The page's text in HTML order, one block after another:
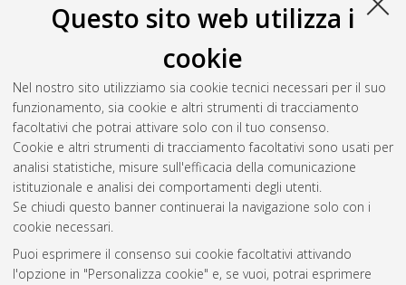
Questo sito web utilizza i
cookie
Nel nostro sito utilizziamo sia cookie tecnici necessari per il suo
funzionamento, sia cookie e altri strumenti di tracciamento
facoltativi che potrai attivare solo con il tuo consenso.
Cookie e altri strumenti di tracciamento facoltativi sono usati per
analisi statistiche, misure sull'efficacia della comunicazione
istituzionale e analisi dei comportamenti degli utenti.
Se chiudi questo banner continuerai la navigazione solo con i
cookie necessari.
Puoi esprimere il consenso sui cookie facoltativi attivando
l'opzione in "Personalizza cookie" e, se vuoi, potrai esprimere
Gestione del documento:
Atom